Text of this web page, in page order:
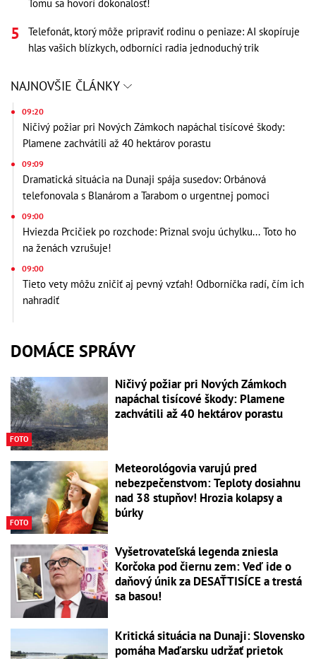
Tomu sa hovorí dokonalosť!
Telefonát, ktorý môže pripraviť rodinu o peniaze: AI skopíruje
hlas vašich blízkych, odborníci radia jednoduchý trik
NAJNOVŠIE ČLÁNKY
09:20
Ničivý požiar pri Nových Zámkoch napáchal tisícové škody:
Plamene zachvátili až 40 hektárov porastu
09:09
Dramatická situácia na Dunaji spája susedov: Orbánová
telefonovala s Blanárom a Tarabom o urgentnej pomoci
09:00
Hviezda Prcičiek po rozchode: Priznal svoju úchylku... Toto ho
na ženách vzrušuje!
09:00
Tieto vety môžu zničiť aj pevný vzťah! Odborníčka radí, čím ich
nahradiť
DOMÁCE SPRÁVY
FOTO
Ničivý požiar pri Nových Zámkoch
napáchal tisícové škody: Plamene
zachvátili až 40 hektárov porastu
FOTO
Meteorológovia varujú pred
nebezpečenstvom: Teploty dosiahnu
nad 38 stupňov! Hrozia kolapsy a
búrky
Vyšetrovateľská legenda zniesla
Korčoka pod čiernu zem: Veď ide o
daňový únik za DESAŤTISÍCE a trestá
sa basou!
Kritická situácia na Dunaji: Slovensko
pomáha Maďarsku udržať prietok